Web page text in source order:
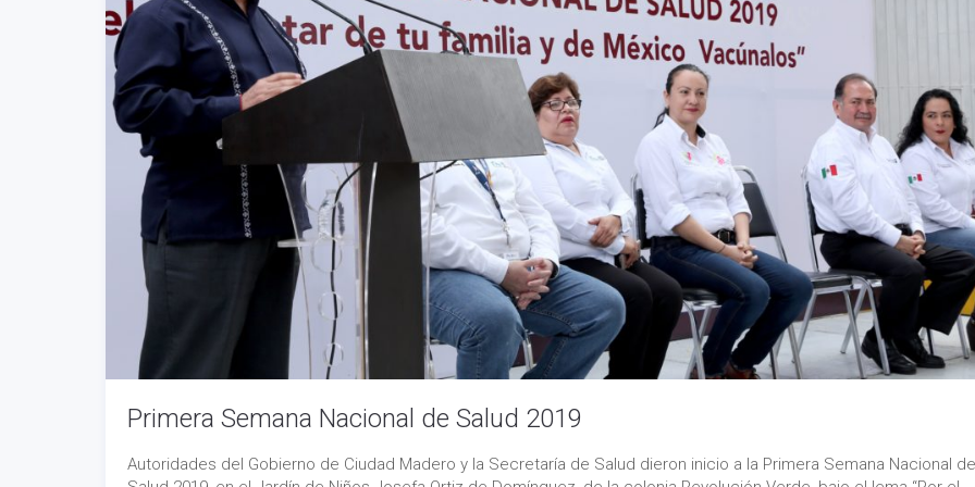
Primera Semana Nacional de Salud 2019
Autoridades del Gobierno de Ciudad Madero y la Secretaría de Salud dieron inicio a la Primera Semana Nacional de